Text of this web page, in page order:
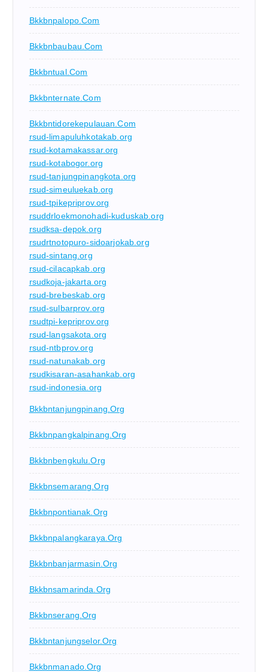
Bkkbnpalopo.com
Bkkbnbaubau.com
Bkkbntual.com
Bkkbnternate.com
Bkkbntidorekepulauan.com
rsud-limapuluhkotakab.org
rsud-kotamakassar.org
rsud-kotabogor.org
rsud-tanjungpinangkota.org
rsud-simeuluekab.org
rsud-tpikepriprov.org
rsuddrloekmonohadi-kuduskab.org
rsudksa-depok.org
rsudrtnotopuro-sidoarjokab.org
rsud-sintang.org
rsud-cilacapkab.org
rsudkoja-jakarta.org
rsud-brebeskab.org
rsud-sulbarprov.org
rsudtpi-kepriprov.org
rsud-langsakota.org
rsud-ntbprov.org
rsud-natunakab.org
rsudkisaran-asahankab.org
rsud-indonesia.org
Bkkbntanjungpinang.org
Bkkbnpangkalpinang.org
Bkkbnbengkulu.org
Bkkbnsemarang.org
Bkkbnpontianak.org
Bkkbnpalangkaraya.org
Bkkbnbanjarmasin.org
Bkkbnsamarinda.org
Bkkbnserang.org
Bkkbntanjungselor.org
Bkkbnmanado.org